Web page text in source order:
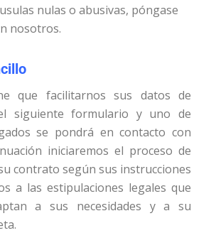
nulas o abusivas, póngase
nosotros.
que facilitarnos sus datos de
siguiente formulario y uno de
se pondrá en contacto con
iniciaremos el proceso de
contrato según sus instrucciones
a las estipulaciones legales que
a sus necesidades y a su